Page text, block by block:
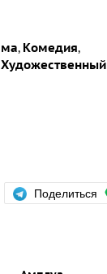
, Комедия,
Художественный
Поделиться